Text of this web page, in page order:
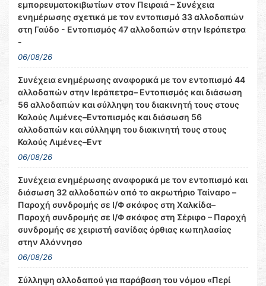
εμπορευματοκιβωτίων στον Πειραιά – Συνέχεια
ενημέρωσης σχετικά με τον εντοπισμό 33 αλλοδαπών
στη Γαύδο - Εντοπισμός 47 αλλοδαπών στην Ιεράπετρα
-
06/08/26
Συνέχεια ενημέρωσης αναφορικά με τον εντοπισμό 44
αλλοδαπών στην Ιεράπετρα– Εντοπισμός και διάσωση
56 αλλοδαπών και σύλληψη του διακινητή τους στους
Καλούς Λιμένες–Εντοπισμός και διάσωση 56
αλλοδαπών και σύλληψη του διακινητή τους στους
Καλούς Λιμένες–Εντ
06/08/26
Συνέχεια ενημέρωσης αναφορικά με τον εντοπισμό και
διάσωση 32 αλλοδαπών από το ακρωτήριο Ταίναρο –
Παροχή συνδρομής σε Ι/Φ σκάφος στη Χαλκίδα–
Παροχή συνδρομής σε Ι/Φ σκάφος στη Σέριφο – Παροχή
συνδρομής σε χειριστή σανίδας όρθιας κωπηλασίας
στην Αλόννησο
06/08/26
Σύλληψη αλλοδαπού για παράβαση του νόμου «Περί